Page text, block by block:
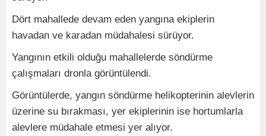
Dört mahallede devam eden yangına ekiplerin
havadan ve karadan müdahalesi sürüyor.
Yangının etkili olduğu mahallelerde söndürme
çalışmaları dronla görüntülendi.
Görüntülerde, yangın söndürme helikopterinin alevlerin
üzerine su bırakması, yer ekiplerinin ise hortumlarla
alevlere müdahale etmesi yer alıyor.